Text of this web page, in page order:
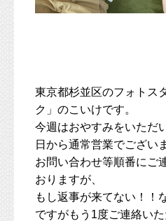
東京都杉並区のフォトス
ク」のこいけです。
今週はおやすみをいただ
日から通常営業でござい
お問い合わせ等順番にご
おりますが、
もし返事が来てない！！
ですがもう1度ご連絡い